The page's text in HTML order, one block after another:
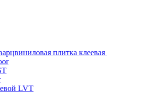
плитка клеевая
LVT